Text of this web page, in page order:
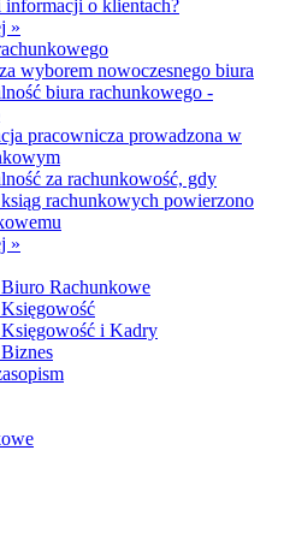
o klientach?
»
wyborem nowoczesnego biura
biura rachunkowego -
pracownicza prowadzona w
za rachunkowość, gdy
rachunkowych powierzono
»
Rachunkowe
i Kadry